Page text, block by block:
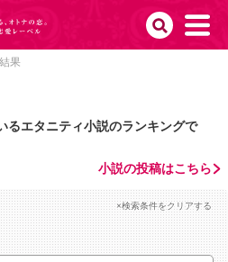
果
るエタニティ小説のランキングで
小説の投稿はこちら
×検索条件をクリアする